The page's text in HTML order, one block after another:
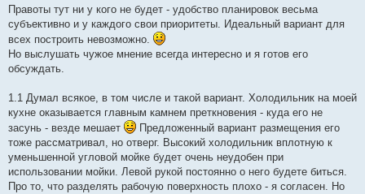
о
о
б
е
н
и
е
Правоты тут ни у кого не будет - удобство планировок весьма
субъективно и у каждого свои приоритеты. Идеальный вариант для
всех построить невозможно.
Но выслушать чужое мнение всегда интересно и я готов его
обсуждать.
1.1 Думал всякое, в том числе и такой вариант. Холодильник на моей
кухне оказывается главным камнем преткновения - куда его не
засунь - везде мешает
Предложенный вариант размещения его
тоже рассматривал, но отверг. Высокий холодильник вплотную к
уменьшенной угловой мойке будет очень неудобен при
использовании мойки. Левой рукой постоянно о него будете биться.
Про то, что разделять рабочую поверхность плохо - я согласен. Но